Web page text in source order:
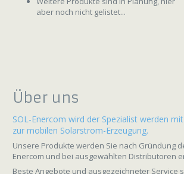
aber noch nicht gelistet...
Über uns
SOL-Enercom wird der Spezialist werden
zur mobilen Solarstrom-Erzeugung.
Unsere Produkte werden Sie nach Gründung
Enercom und bei ausgewählten Distributoren
Beste Angebote und ausgezeichneter Service